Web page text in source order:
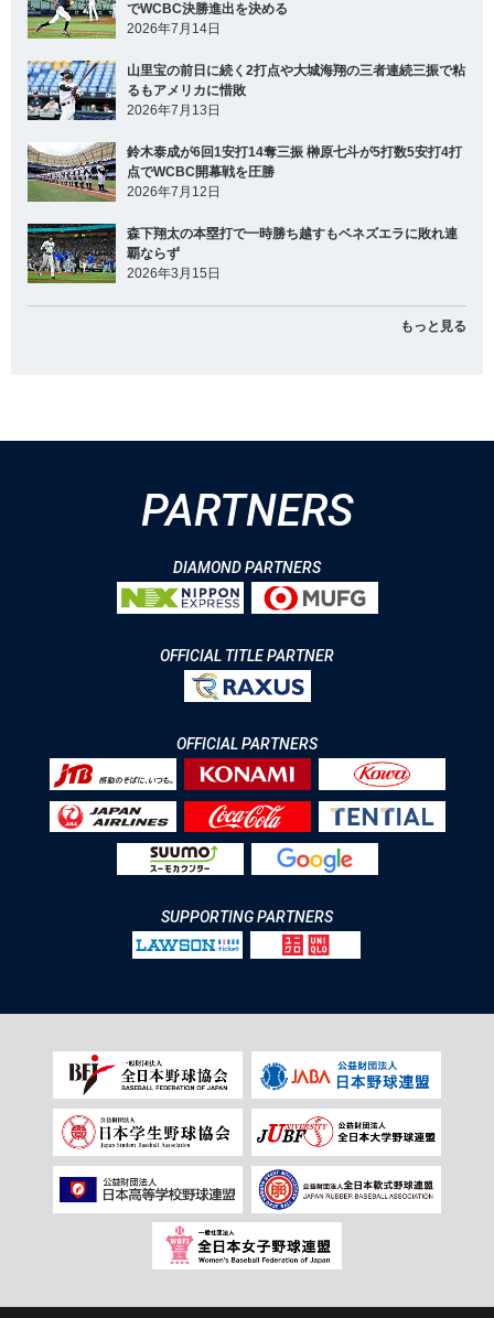
でWCBC決勝進出を決める
2026年7月14日
山里宝の前日に続く2打点や大城海翔の三者連続三振で粘
るもアメリカに惜敗
2026年7月13日
鈴木泰成が6回1安打14奪三振 榊原七斗が5打数5安打4打
点でWCBC開幕戦を圧勝
2026年7月12日
森下翔太の本塁打で一時勝ち越すもベネズエラに敗れ連
覇ならず
2026年3月15日
もっと見る
PARTNERS
DIAMOND PARTNERS
OFFICIAL TITLE PARTNER
OFFICIAL PARTNERS
SUPPORTING PARTNERS